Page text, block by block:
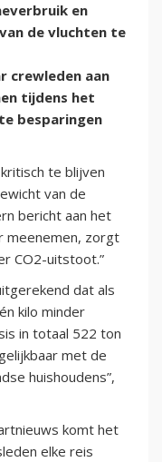
en
de vluchten te
crewleden aan
tijdens het
besparingen
te blijven
van de
bericht aan het
meenemen, zorgt
CO2-uitstoot.”
dat als
kilo minder
in totaal 522 ton
met de
huishoudens”,
komt het
elke reis